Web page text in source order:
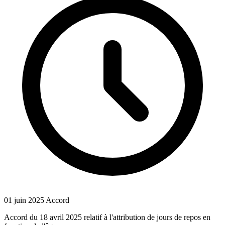
01 juin 2025 Accord
Accord du 18 avril 2025 relatif à l'attribution de jours de repos en